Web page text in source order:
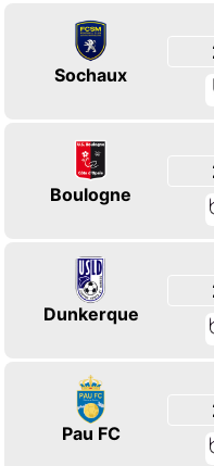
Sochaux
Boulogne
Dunkerque
Pau FC